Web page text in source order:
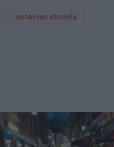
octavian strunila